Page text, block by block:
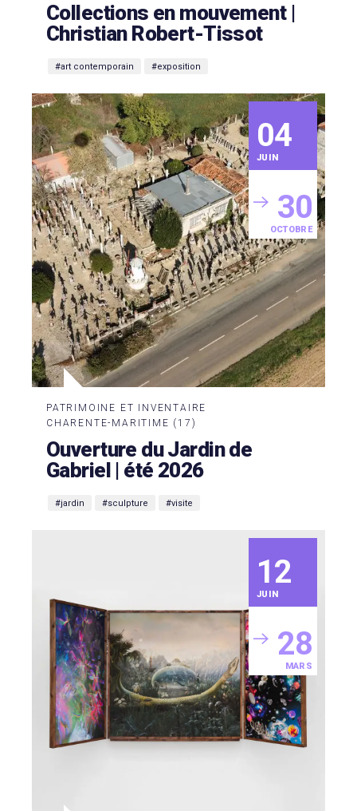
Collections en mouvement |
Christian Robert-Tissot
#art contemporain #exposition
04
JUIN
30
OCTOBRE
PATRIMOINE ET INVENTAIRE
CHARENTE-MARITIME (17)
Ouverture du Jardin de
Gabriel | été 2026
#jardin #sculpture #visite
12
JUIN
28
MARS